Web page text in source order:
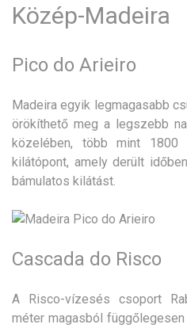
Közép-Madeira
Pico do Arieiro
Madeira egyik legmagasabb
örökíthető meg a legszebb
közelében, több mint 1800
kilátópont, amely derült
bámulatos kilátást.
Cascada do Risco
A Risco-vízesés csoport
méter magasból